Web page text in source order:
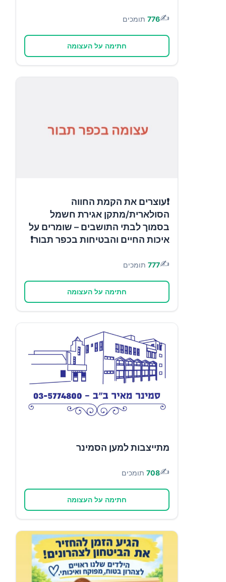
✍️
776 תומכים
חתימה על העצומה
❗עוצרים את הקמת החווה
הסולארית/מתקן אגירת חשמל
בסמוך לבתי התושבים – שומרים על
איכות החיים והבטיחות בכפר תבור❗
✍️
777 תומכים
חתימה על העצומה
מתייצבות למען הסמינר
✍️
708 תומכים
חתימה על העצומה